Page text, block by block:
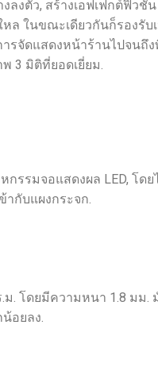
ลงตัว, สร้างเอฟเฟกต์ฟิ
ล ในขณะเดียวกันก็รองรั
รจัดแสดงหน้าร้านไปจนถึ
3 มิติที่ยอดเยี่ยม.
กรรมจอแสดงผล LED, โ
ากับแผงกระจก.
.ม. โดยมีความหนา 1.8 ม
อยลง.